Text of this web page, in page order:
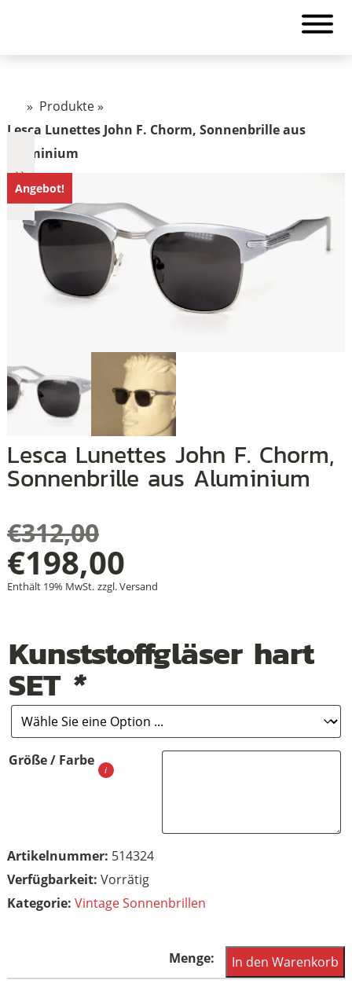
» Produkte»
Lesca Lunettes John F. Chorm, Sonnenbrille aus
Aluminium
Angebot!
Lesca Lunettes John F. Chorm,
Sonnenbrille aus Aluminium
€312,00
Ursprünglicher
Preis
war:
€312,00
€198,00
Aktueller
ist:
€198,00.
Enthält 19% MwSt. zzgl.Versand
Kunststoffgläser hart
SET *
Größe / Farbe
Artikelnummer: 514324
Vorrätig
Kategorie: Vintage Sonnenbrillen
Lesca
Lunettes
In den Warenkorb
+
+